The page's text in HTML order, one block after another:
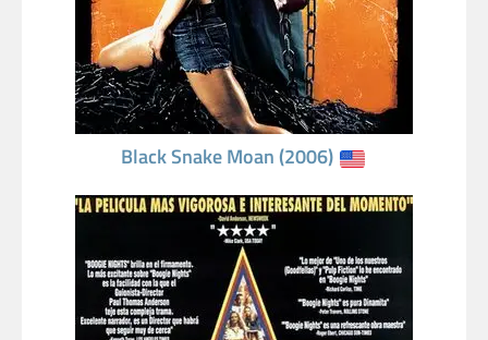
Black Snake Moan (2006)